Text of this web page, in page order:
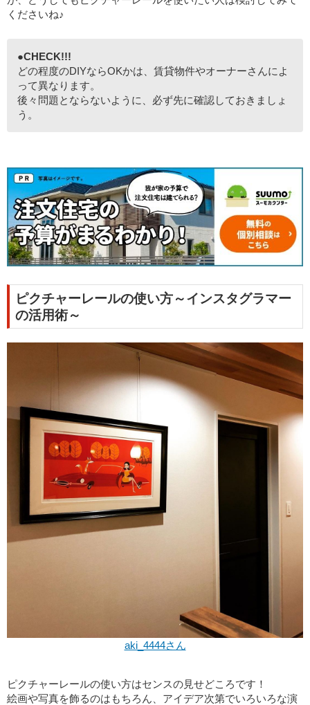
くださいね♪
●CHECK!!!
どの程度のDIYならOKかは、賃貸物件やオーナーさんによ
って異なります。
後々問題とならないように、必ず先に確認しておきましょ
う。
ピクチャーレールの使い方～インスタグラマー
の活用術～
aki_4444さん
ピクチャーレールの使い方はセンスの見せどころです！
絵画や写真を飾るのはもちろん、アイデア次第でいろいろな演